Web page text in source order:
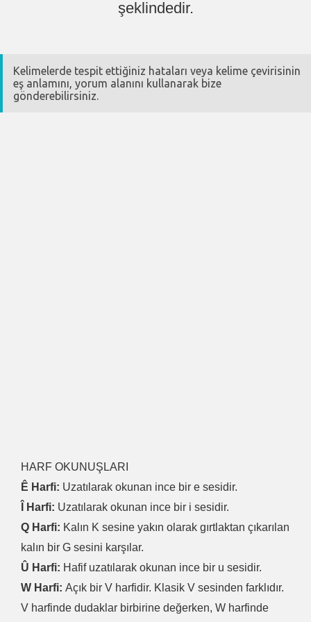
şeklindedir.
Kelimelerde tespit ettiğiniz hataları veya kelime çevirisinin
eş anlamını, yorum alanını kullanarak bize
gönderebilirsiniz.
HARF OKUNUŞLARI
Ê Harfi: Uzatılarak okunan ince bir e sesidir.
Î Harfi: Uzatılarak okunan ince bir i sesidir.
Q Harfi: Kalın K sesine yakın olarak gırtlaktan çıkarılan
kalın bir G sesini karşılar.
Û Harfi: Hafif uzatılarak okunan ince bir u sesidir.
W Harfi: Açık bir V harfidir. Klasik V sesinden farklıdır.
V harfinde dudaklar birbirine değerken, W harfinde